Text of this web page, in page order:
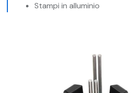
Stampi in alluminio